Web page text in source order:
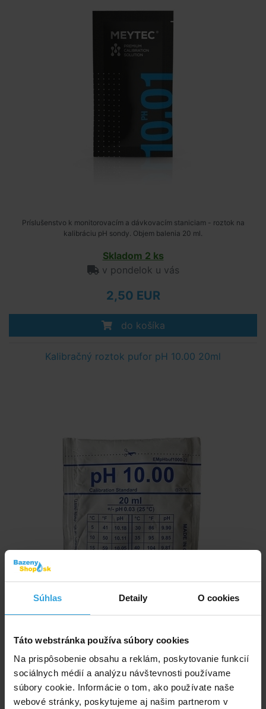
Súhlas Detaily O cookies
Táto webstránka používa súbory cookies
Na prispôsobenie obsahu a reklám, poskytovanie funkcií
sociálnych médií a analýzu návštevnosti používame
súbory cookie. Informácie o tom, ako používate naše
webové stránky, poskytujeme aj našim partnerom v
Príslušenstvo k monitorovacím a dávkovacím staniciam - roztok na
kalibráciu pH sondy. Objem balenia 20 ml.
Skladom 2 ks
v pondelok u vás
2,50 EUR
do košíka
Kalibračný roztok pufor pH 10.00 20ml
Príslušenstvo k monitorovacím a dávkovacím staniciam kalibračný roztok
pufor pH 10.00 20ml.